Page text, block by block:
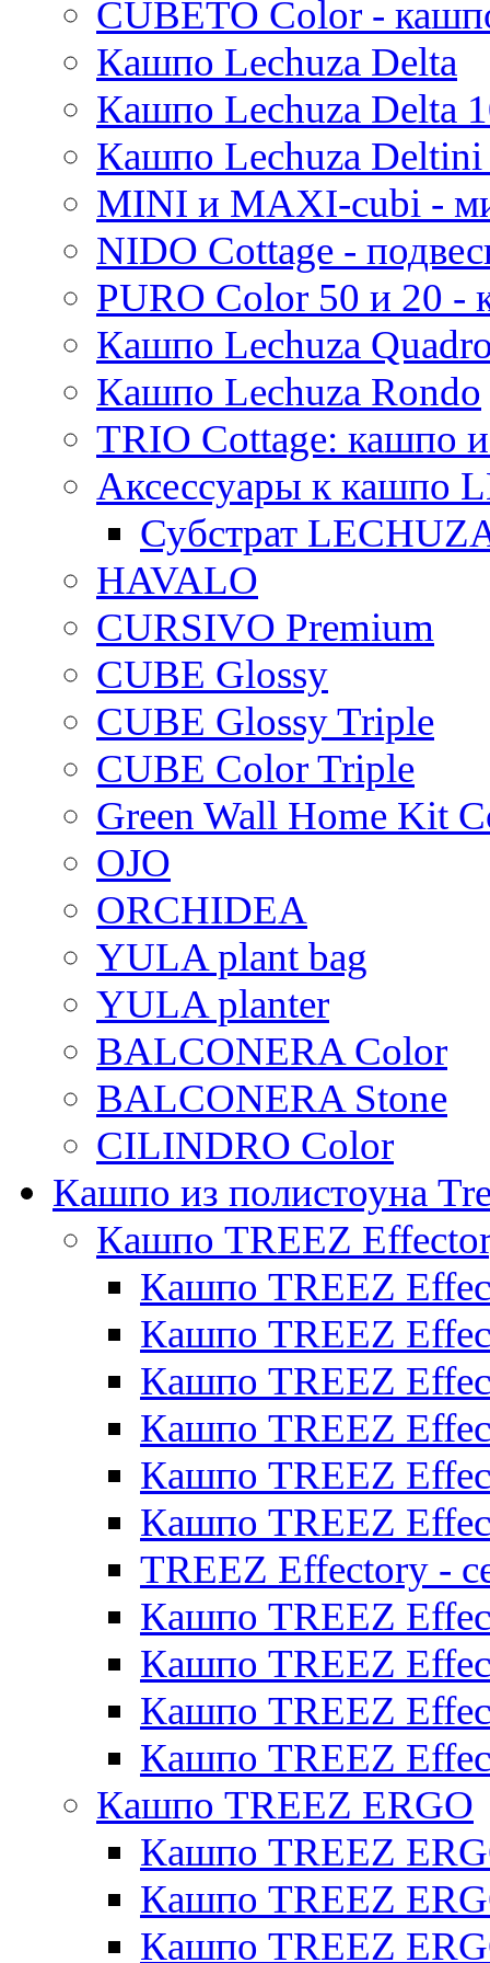
Mees
Pure
CUBETO Color -
Кашпо Lechuza Delta
Кашпо Lechuza Delta
Кашпо Lechuza
MINI и MAXI-cubi -
NIDO Cottage -
PURO Color 50 и 20
Кашпо Lechuza
Кашпо Lechuza Rondo
TRIO Cottage: кашпо
Аксессуары к кашпо
Субстрат
HAVALO
CURSIVO Premium
CUBE Glossy
CUBE Glossy Triple
CUBE Color Triple
Green Wall Home Kit
OJO
ORCHIDEA
YULA plant bag
YULA planter
BALCONERA Color
BALCONERA Stone
CILINDRO Color
Кашпо из полистоуна
Кашпо TREEZ
Кашпо TREEZ
Кашпо TREEZ
Кашпо TREEZ
Кашпо TREEZ
Кашпо TREEZ
Кашпо TREEZ
TREEZ Effectory -
Кашпо TREEZ
Кашпо TREEZ
Кашпо TREEZ
Кашпо TREEZ
Кашпо TREEZ ERGO
Кашпо TREEZ
Кашпо TREEZ
Кашпо TREEZ